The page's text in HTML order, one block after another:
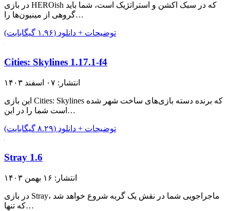
در بازی HEROish که در سبک اکشن و استراتژیک است، شما باید
گروهی از مینیون‌ها را…
توضیحات + دانلود (۱.۹۶ گیگابایت)
Cities: Skylines 1.17.1-f4
انتشار: ۰۷ اسفند ۱۴۰۳
این بازی Cities: Skylines که برنده دسته بازی‌های ساخت شهر شده
است شما را در این…
توضیحات + دانلود (۸.۲۹ گیگابایت)
Stray 1.6
انتشار: ۱۶ بهمن ۱۴۰۳
در بازی Stray، ماجراجویی شما در نقش یک گربه شروع خواهد شد
که تنها…